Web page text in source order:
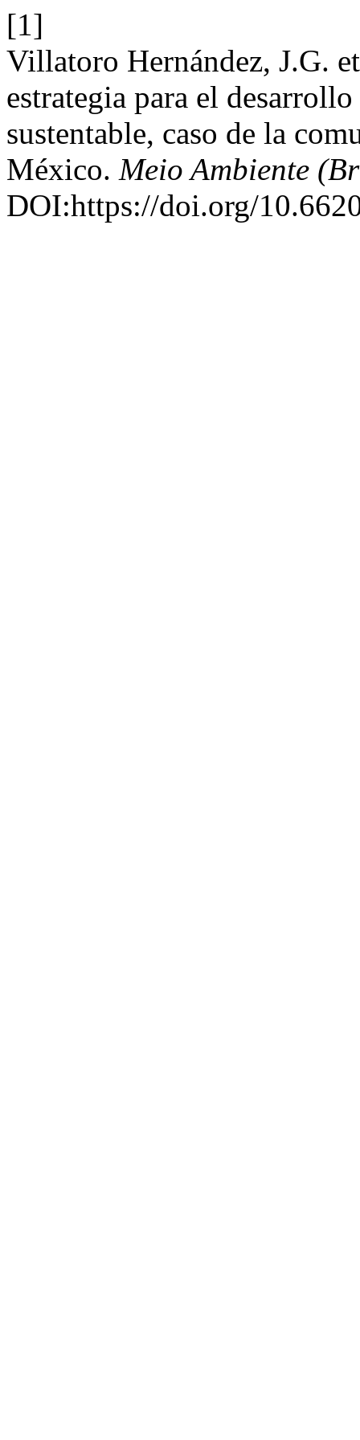
[1]
Villatoro Hernández, J.G.
estrategia para el
sustentable, caso de la
México. Meio Ambiente
DOI:https://doi.org/